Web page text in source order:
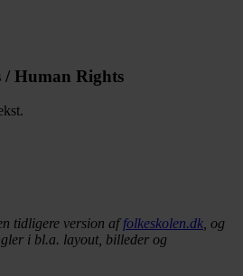
/ Human Rights
tidligere version affolkeskolen.dk, og
i bl.a. layout, billeder og